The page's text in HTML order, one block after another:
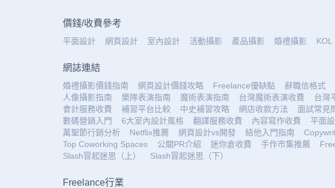
價錢/收費參考
平面設計 網頁設計 室內設計 活動攝影 產品攝影 婚禮攝影 KOL
網誌連結
婚禮攝影價錢指南 網頁設計價錢攻略 Freelance優缺點 辭職信格式
人像攝影指南
樂隊表演指南 魔術表演指南 台灣魔術表演收費 台灣
會計服務收費
補習平台比較 中史補習攻略 網店收款方法 面試常見
數碼營銷入門
6大室內設計風格 翻譯服務收費 內容寫作收費 平面
萬聖節行銷分析
Netflix推薦 網頁設計vs開發 結他入門指南
Top Coworking Spaces
公關PR介紹 迷你倉收費 手作市集推薦
Slash冒起迷思（上）
Slash冒起迷思（下）
Freelance行業